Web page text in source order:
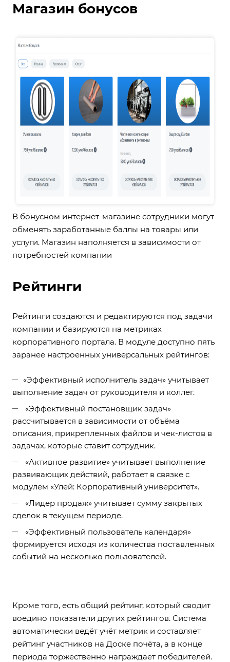
Магазин бонусов
В бонусном интернет-магазине сотрудники могут
обменять заработанные баллы на товары или
услуги. Магазин наполняется в зависимости от
потребностей компании
Рейтинги
Рейтинги создаются и редактируются под задачи
компании и базируются на метриках
корпоративного портала. В модуле доступно пять
заранее настроенных универсальных рейтингов:
«Эффективный исполнитель задач» учитывает
выполнение задач от руководителя и коллег.
«Эффективный постановщик задач»
рассчитывается в зависимости от объёма
описания, прикрепленных файлов и чек-листов в
задачах, которые ставит сотрудник.
«Активное развитие» учитывает выполнение
развивающих действий, работает в связке с
модулем «Улей: Корпоративный университет».
«Лидер продаж» учитывает сумму закрытых
сделок в текущем периоде.
«Эффективный пользователь календаря»
формируется исходя из количества поставленных
событий на несколько пользователей.
Кроме того, есть общий рейтинг, который сводит
воедино показатели других рейтингов. Система
автоматически ведёт учёт метрик и составляет
рейтинг участников на Доске почёта, а в конце
периода торжественно награждает победителей.